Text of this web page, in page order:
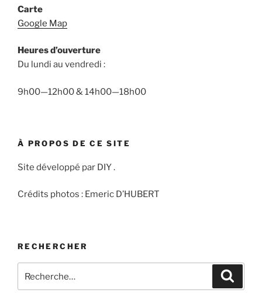
Carte
Google Map
Heures d’ouverture
Du lundi au vendredi :
9h00—12h00 & 14h00—18h00
À PROPOS DE CE SITE
Site développé par DIY .
Crédits photos : Emeric D’HUBERT
RECHERCHER
pour